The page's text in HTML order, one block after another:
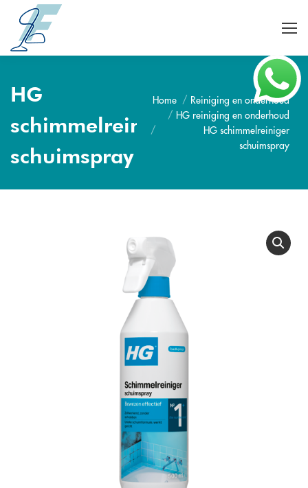
HG
schimmelreiniger
schuimspray
Je bent hier:
Home
Reiniging en onderhoud
HG reiniging en onderhoud
HG schimmelreiniger
schuimspray